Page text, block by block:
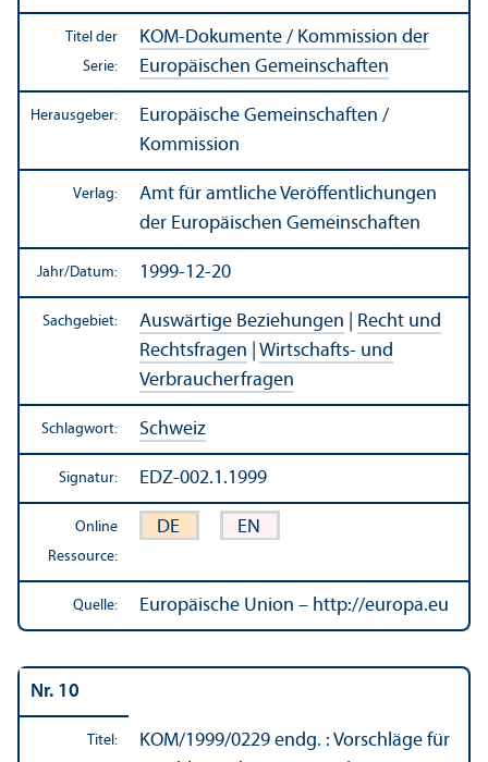
Titel der
Serie:
KOM-Dokumente / Kommission der
Europäischen Gemeinschaften
Herausgeber:
Europäische Gemeinschaften /
Kommission
Verlag:
Amt für amtliche Veröffentlichungen
der Europäischen Gemeinschaften
Jahr/Datum: 1999-12-20
Sachgebiet: Auswärtige Beziehungen
Recht und
Rechts­fragen
Wirtschafts- und
Verbraucherfragen
Schlagwort: Schweiz
Signatur: EDZ-002.1.1999
Online
Ressource:
DE EN
Quelle: Europäische Union – http://europa.eu
Nr. 10
Titel: KOM/1999/0229 endg. : Vorschläge für